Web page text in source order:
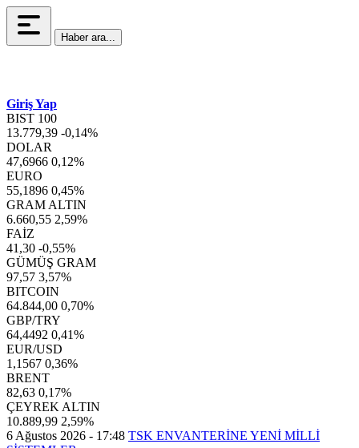
Haber ara...
Giriş Yap
BIST 100
13.779,39 -0,14%
DOLAR
47,6966 0,12%
EURO
55,1896 0,45%
GRAM ALTIN
6.660,55 2,59%
FAİZ
41,30 -0,55%
GÜMÜŞ GRAM
97,57 3,57%
BITCOIN
64.844,00 0,70%
GBP/TRY
64,4492 0,41%
EUR/USD
1,1567 0,36%
BRENT
82,63 0,17%
ÇEYREK ALTIN
10.889,99 2,59%
6 Ağustos 2026 - 17:48 TSK ENVANTERİNE YENİ MİLLİ